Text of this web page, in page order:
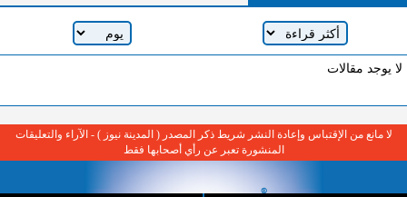
لا يوجد مقالات
لا مانع من الإقتباس وإعادة النشر شريط ذكر المصدر ( المدينة نيوز ) - الآراء والتعليقات
المنشورة تعبر عن رأي أصحابها فقط